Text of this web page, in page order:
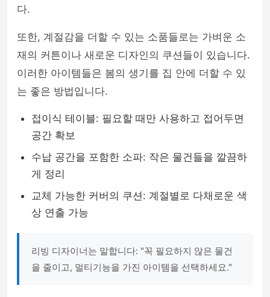
다.
또한, 계절감을 더할 수 있는 소품들로는 가벼운 소
재의 커튼이나 새로운 디자인의 쿠션들이 있습니다.
이러한 아이템들은 봄의 생기를 집 안에 더할 수 있
는 좋은 방법입니다.
접이식 테이블: 필요할 때만 사용하고 접어두면
공간 확보
수납 공간을 포함한 소파: 작은 물건들을 깔끔하
게 정리
교체 가능한 커버의 쿠션: 계절별로 다채로운 색
상 연출 가능
리빙 디자이너는 말합니다: "꼭 필요하지 않은 물건
을 줄이고, 멀티기능을 가진 아이템을 선택하세요."